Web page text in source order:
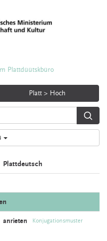
Plattdüütskbüro
Platt > Hoch
Plattdeutsch
anrieten Konjugationsmuster